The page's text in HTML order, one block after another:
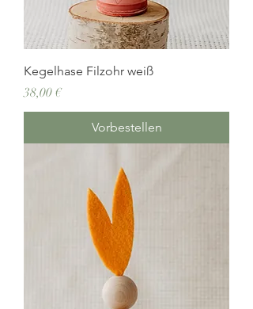
Kegelhase Filzohr weiß
Preis
38,00 €
Vorbestellen